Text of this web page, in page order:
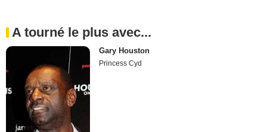
A tourné le plus avec...
Gary Houston
Princess Cyd